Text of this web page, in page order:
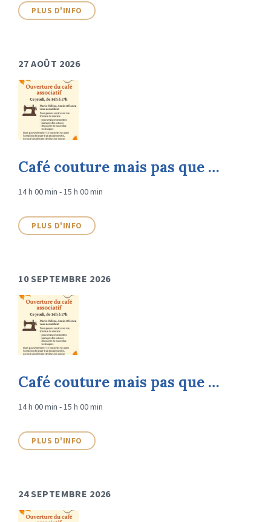
PLUS D'INFO
27 AOÛT 2026
Café couture mais pas que …
14 h 00 min - 15 h 00 min
PLUS D'INFO
10 SEPTEMBRE 2026
Café couture mais pas que …
14 h 00 min - 15 h 00 min
PLUS D'INFO
24 SEPTEMBRE 2026